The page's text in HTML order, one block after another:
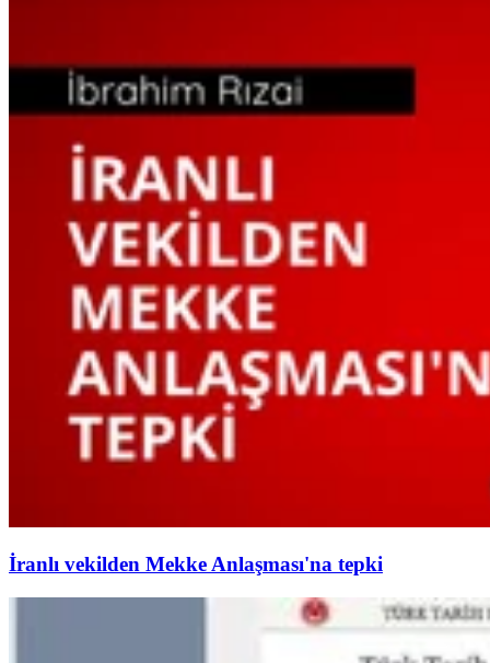
İranlı vekilden Mekke Anlaşması'na tepki